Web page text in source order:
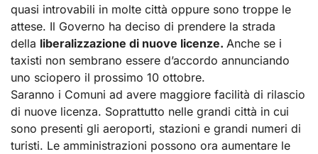
quasi introvabili in molte città oppure sono troppe le
attese. Il Governo ha deciso di prendere la strada
della liberalizzazione di nuove licenze. Anche se i
taxisti non sembrano essere d’accordo annunciando
uno sciopero il prossimo 10 ottobre.
Saranno i Comuni ad avere maggiore facilità di rilascio
di nuove licenza. Soprattutto nelle grandi città in cui
sono presenti gli aeroporti, stazioni e grandi numeri di
turisti. Le amministrazioni possono ora aumentare le